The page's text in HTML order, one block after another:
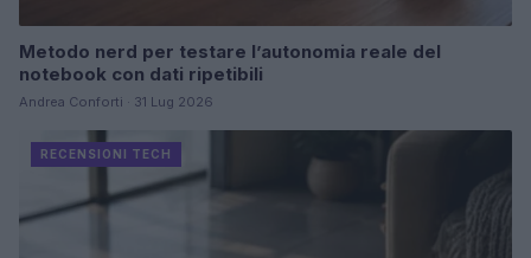
Metodo nerd per testare l’autonomia reale del
notebook con dati ripetibili
Andrea Conforti · 31 Lug 2026
RECENSIONI TECH